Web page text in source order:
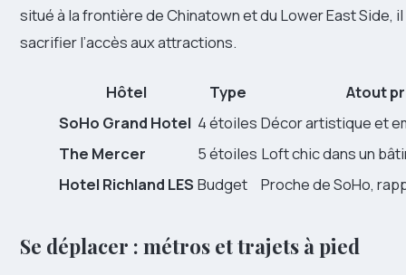
situé à la frontière de Chinatown et du Lower East Side,
sacrifier l’accès aux attractions.
Hôtel Type
Atout
SoHo Grand Hotel 4 étoiles Décor artistique et
The Mercer
5 étoiles Loft chic dans un
Hotel Richland LES Budget Proche de SoHo,
Se déplacer : métros et trajets à pied